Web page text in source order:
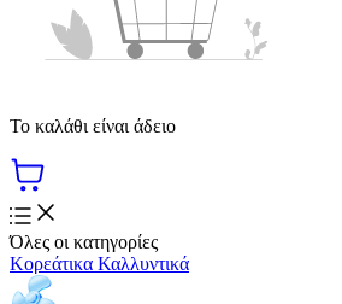
Το καλάθι είναι άδειο
Όλες οι κατηγορίες
Κορεάτικα Καλλυντικά